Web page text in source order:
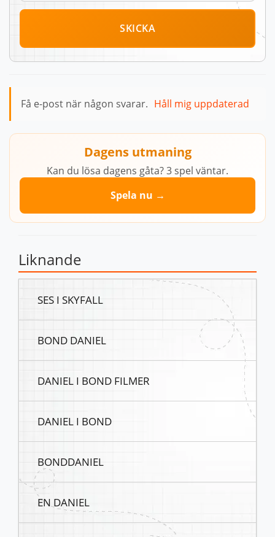
SKICKA
Få e-post när någon svarar. Håll mig uppdaterad
Dagens utmaning
Kan du lösa dagens gåta? 3 spel väntar.
Spela nu →
Liknande
SES I SKYFALL
BOND DANIEL
DANIEL I BOND FILMER
DANIEL I BOND
BONDDANIEL
EN DANIEL